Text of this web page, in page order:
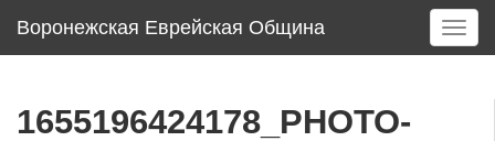
Воронежская Еврейская Община
T
o
1655196424178_PHOTO-